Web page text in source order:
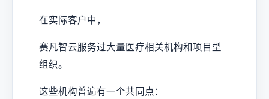
在实际客户中，
赛凡智云服务过大量医疗相关机构和项目型
组织。
这些机构普遍有一个共同点：